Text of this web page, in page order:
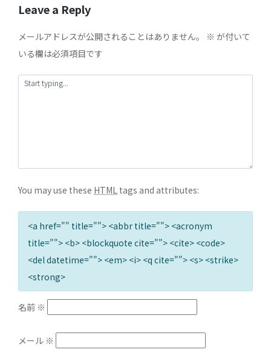
Leave a Reply
メールアドレスが公開されることはありません。 ※ が付いて
いる欄は必須項目です
You may use these HTML tags and attributes:
<a href="" title=""> <abbr title=""> <acronym
title=""> <b> <blockquote cite=""> <cite> <code>
<del datetime=""> <em> <i> <q cite=""> <s> <strike>
<strong>
名前 ※
メール ※